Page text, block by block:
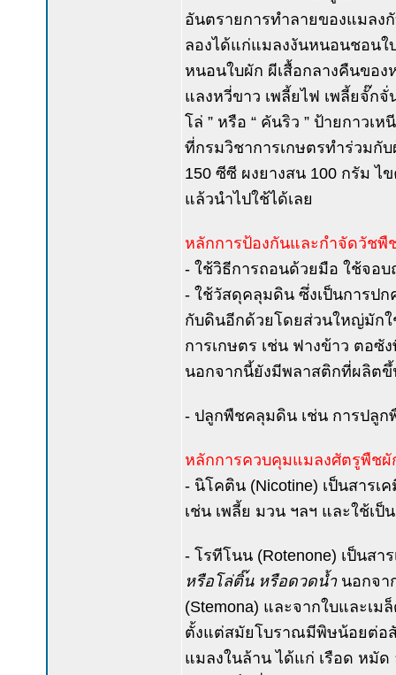
อันตรายการทำลายของแมลง
ลองได้แก่แมลงงันหนอนชอนใ
หนอนใบผัก ผีเสื้อกลางคืนขอ
แลงหวี่ขาว เพลี้ยไฟ เพลี้ยจั๊ก
โล่ ” หรือ “ คันริว ” ป้ายกาวเ
ที่กรมวิชาการเกษตรทำร่วมกั
150 ซีซี ผงยางสน 100 กรัม ไ
แล้วนำไปใช้ได้เลย
หลักการป้องกันและกำจัดวัชพื
- ใช้วิธีการถอนด้วยมือ ใช้จอ
- ใช้วัสดุคลุมดิน ซึ่งเป็นการป
กับดินอีกด้วยโดยส่วนใหญ่มัก
การเกษตร เช่น ฟางข้าว ตอ
นอกจากนี้ยังมีพลาสติกที่ผลิตขึ้
- ปลูกพืชคลุมดิน เช่น การปลู
หลักการควบคุมแมลงศัตรูพืช
- นิโคติน (Nicotine) เป็นสารเ
เช่น เพลี้ย มวน ฯลฯ และใช้เป็
- โรทีโนน (Rotenone) เป็นส
หรือโล่ติ๊น หรือดวดน้ำ นอกจา
(Stemona) และจากใบและเ
ตั้งแต่สมัยโบราณมีพิษน้อยต่อ
แมลงในล้าน ได้แก่ เรือด หมั